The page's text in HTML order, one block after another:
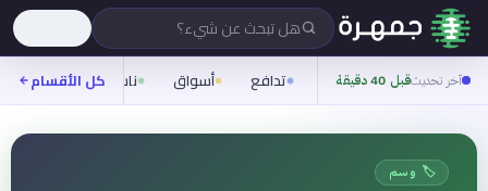
هل تبحث عن شيء؟
آخر تحديثقبل 40 دقيقة تدافع أسواق ناس روح
كل الأقسام
🏷️ وسم